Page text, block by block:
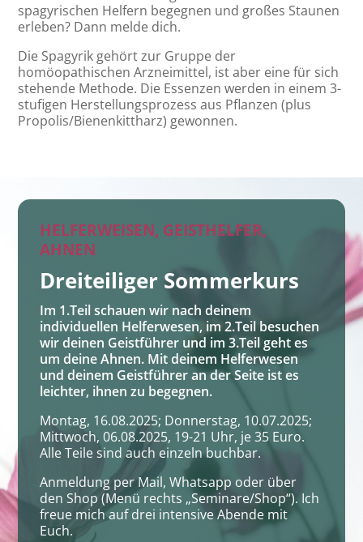
spagyrischen Helfern begegnen und großes Staunen
erleben? Dann melde dich.
Die Spagyrik gehört zur Gruppe der
homöopathischen Arzneimittel, ist aber eine für sich
stehende Methode. Die Essenzen werden in einem 3-
stufigen Herstellungsprozess aus Pflanzen (plus
Propolis/Bienenkittharz) gewonnen.
HELFERWEISEN, GEISTHELFER,
AHNEN
Dreiteiliger Sommerkurs
Im 1.Teil schauen wir nach deinem
individuellen Helferwesen, im 2.Teil besuchen
wir deinen Geistführer und im 3.Teil geht es
um deine Ahnen. Mit deinem Helferwesen
und deinem Geistführer an der Seite ist es
leichter, ihnen zu begegnen.
Montag, 16.08.2025; Donnerstag, 10.07.2025;
Mittwoch, 06.08.2025, 19-21 Uhr, je 35 Euro.
Alle Teile sind auch einzeln buchbar.
Anmeldung per Mail, Whatsapp oder über
den Shop (Menü rechts „Seminare/Shop“). Ich
freue mich auf drei intensive Abende mit
Euch.